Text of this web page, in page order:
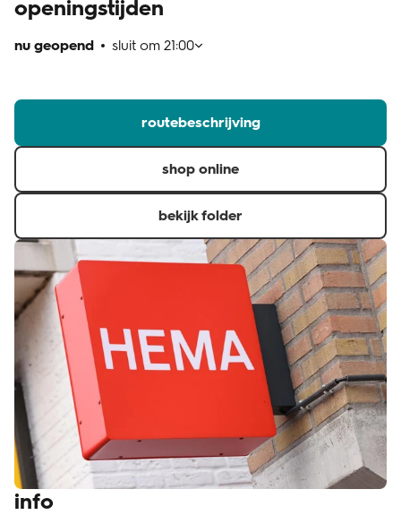
openingstijden
nu geopend sluit om 21:00
routebeschrijving
shop online
bekijk folder
info